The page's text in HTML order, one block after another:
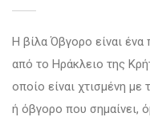
H βίλα Όβγορο είναι
από το Ηράκλειο της
οποίο είναι χτισμένη με
ή όβγορο που σημαίνει,